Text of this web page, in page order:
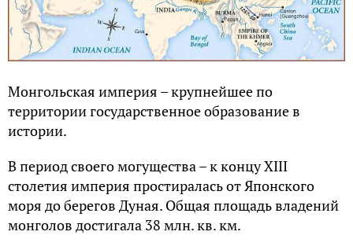
Монгольская империя – крупнейшее по
территории государственное образование в
истории.
В период своего могущества – к концу XIII
столетия империя простиралась от Японского
моря до берегов Дуная. Общая площадь владений
монголов достигала 38 млн. кв. км.